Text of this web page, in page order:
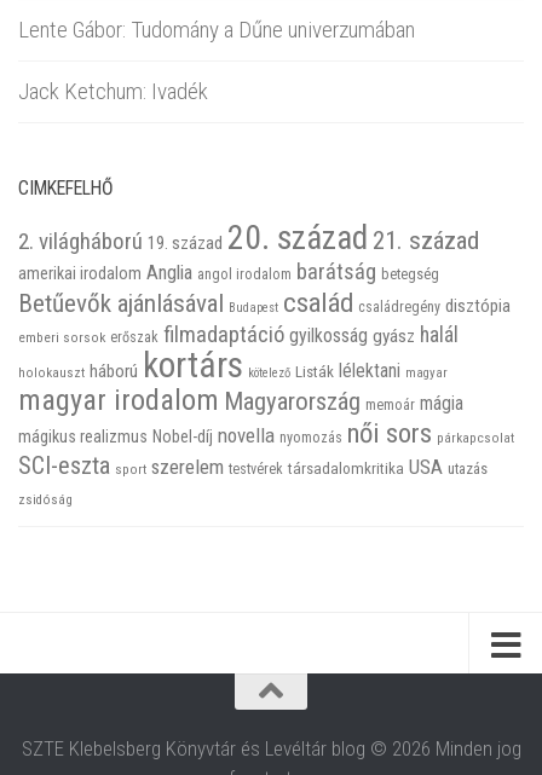
Lente Gábor: Tudomány a Dűne univerzumában
Jack Ketchum: Ivadék
CIMKEFELHŐ
2. világháború 19. század 20. század 21. század
amerikai irodalom Anglia angol irodalom barátság betegség
Betűevők ajánlásával Budapest család családregény disztópia
emberi sorsok erőszak filmadaptáció gyilkosság gyász halál
holokauszt háború kortárs kötelező Listák lélektani magyar
magyar irodalom Magyarország memoár mágia
mágikus realizmus Nobel-díj novella nyomozás női sors párkapcsolat
SCI-eszta sport szerelem testvérek társadalomkritika USA utazás
zsidóság
SZTE Klebelsberg Könyvtár és Levéltár blog © 2026 Minden jog